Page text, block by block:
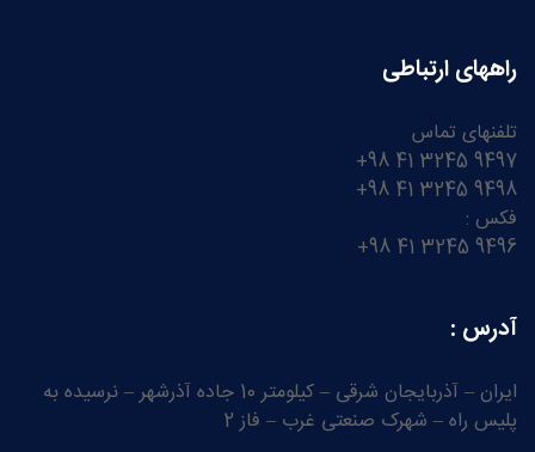
راههای ارتباطی
تلفنهای تماس
9497 3245 41 98+
9498 3245 41 98+
فکس :
9496 3245 41 98+
آدرس :
ایران – آذربایجان شرقی – کیلومتر 10 جاده آذرشهر – نرسیده به
پلیس راه – شهرک صنعتی غرب – فاز 2